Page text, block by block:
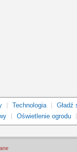
Technologia Gładź
Oświetlenie ogrodu